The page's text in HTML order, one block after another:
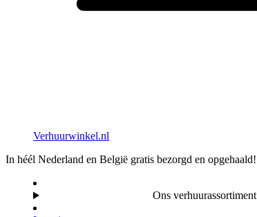
Verhuurwinkel.nl
In héél Nederland en België gratis bezorgd en opgehaald!
Ons verhuurassortiment